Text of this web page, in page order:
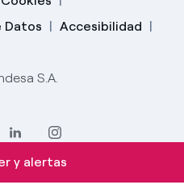
Datos
Accesibilidad
S.A.
y alertas